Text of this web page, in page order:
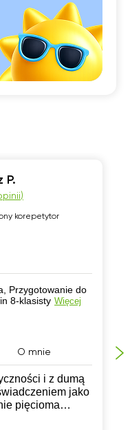
P.
)
korepetytor
Przygotowanie do
8-klasisty Więcej
O mnie
i z dumą
jako
pięcioma
i niemiecki, a